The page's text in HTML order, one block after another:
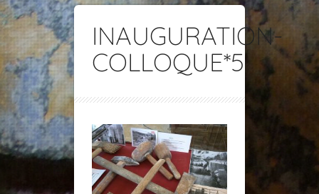
INAUGURATION-
COLLOQUE*5